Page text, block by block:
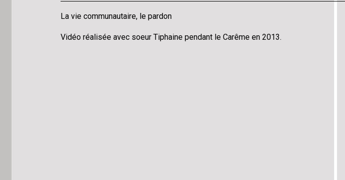
La vie communautaire, le pardon
Vidéo réalisée avec soeur Tiphaine pendant le Carême en 2013.